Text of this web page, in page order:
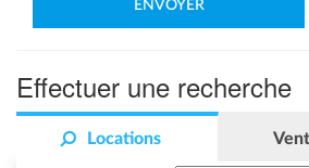
Effectuer une recherche
Locations